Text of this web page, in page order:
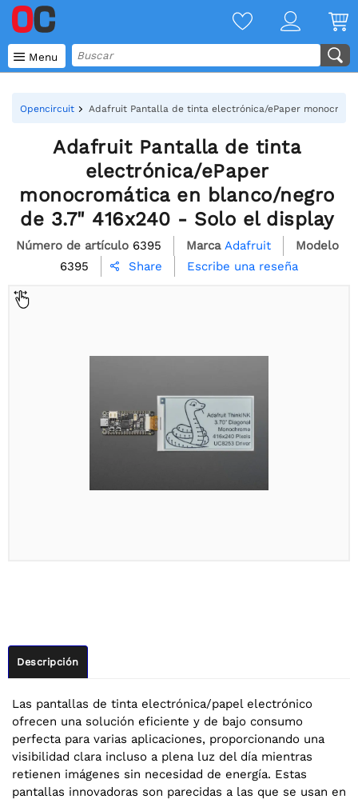
 Menu
Opencircuit Adafruit Pantalla de tinta electrónica/ePaper
Adafruit Pantalla de tinta
electrónica/ePaper
monocromática en blanco/negro
de 3.7" 416x240 - Solo el display
Número de artículo 6395 Marca Adafruit
Modelo
6395
 Share Escribe una reseña
Descripción
Las pantallas de tinta electrónica/papel electrónico
ofrecen una solución eficiente y de bajo consumo
perfecta para varias aplicaciones, proporcionando una
visibilidad clara incluso a plena luz del día mientras
retienen imágenes sin necesidad de energía. Estas
pantallas innovadoras son parecidas a las que se usan en